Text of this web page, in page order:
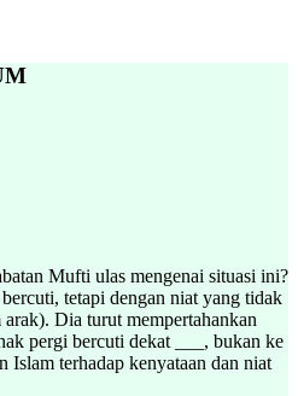
Mufti ulas mengenai situasi ini?
tetapi dengan niat yang tidak
Dia turut mempertahankan
pergi bercuti dekat ___, bukan ke
Islam terhadap kenyataan dan niat